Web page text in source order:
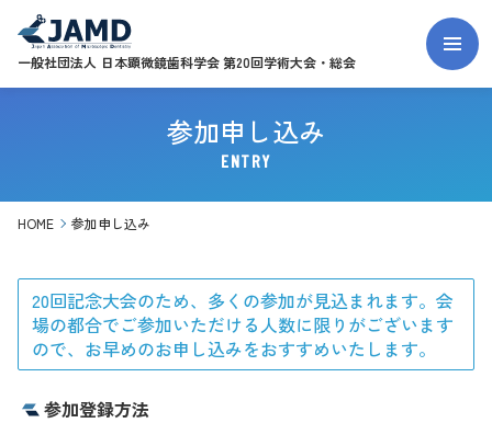
一般社団法人 日本顕微鏡歯科学会 第20回学術大会・総会
参加申し込み
ENTRY
HOME 参加申し込み
20回記念大会のため、多くの参加が見込まれます。会
場の都合でご参加いただける人数に限りがございます
ので、お早めのお申し込みをおすすめいたします。
参加登録方法